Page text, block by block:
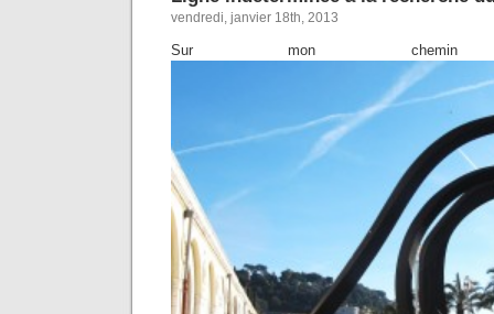
vendredi, janvier 18th, 2013
Sur mon